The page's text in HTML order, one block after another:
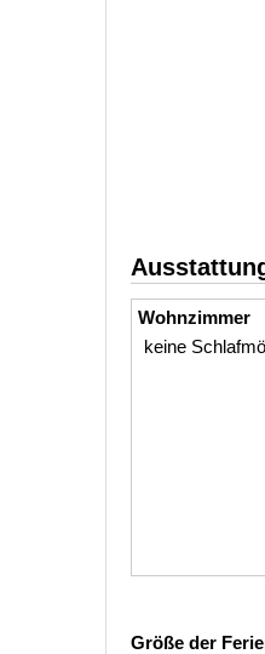
Wohnzimmer
keine
Größe der